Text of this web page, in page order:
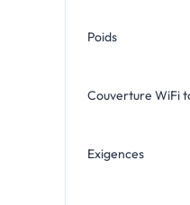
Poids
Couverture WiFi
Exigences